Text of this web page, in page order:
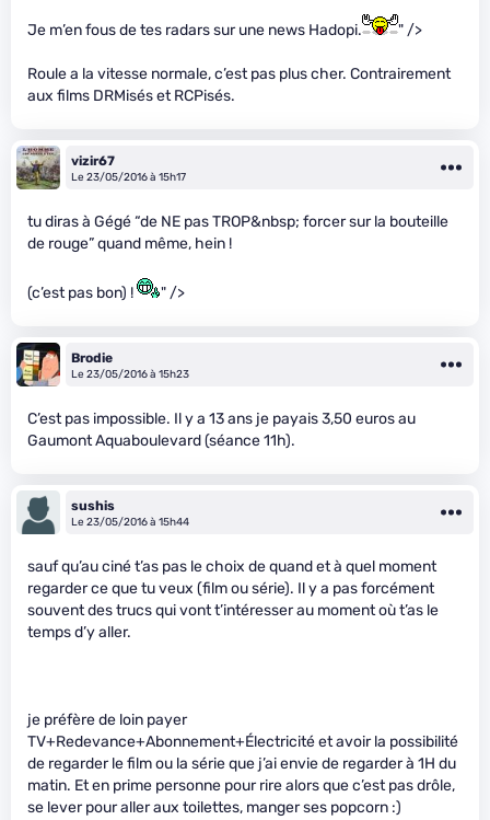
Je m’en fous de tes radars sur une news Hadopi. " />
Roule a la vitesse normale, c’est pas plus cher. Contrairement
aux films DRMisés et RCPisés.
vizir67
Le 23/05/2016 à 15h17
tu diras à Gégé “de NE pas TROP&nbsp; forcer sur la bouteille
de rouge” quand même, hein !
(c’est pas bon) ! " />
Brodie
Le 23/05/2016 à 15h23
C’est pas impossible. Il y a 13 ans je payais 3,50 euros au
Gaumont Aquaboulevard (séance 11h).
sushis
Le 23/05/2016 à 15h44
sauf qu’au ciné t’as pas le choix de quand et à quel moment
regarder ce que tu veux (film ou série). Il y a pas forcément
souvent des trucs qui vont t’intéresser au moment où t’as le
temps d’y aller.
je préfère de loin payer
TV+Redevance+Abonnement+Électricité et avoir la possibilité
de regarder le film ou la série que j’ai envie de regarder à 1H du
matin. Et en prime personne pour rire alors que c’est pas drôle,
se lever pour aller aux toilettes, manger ses popcorn :)